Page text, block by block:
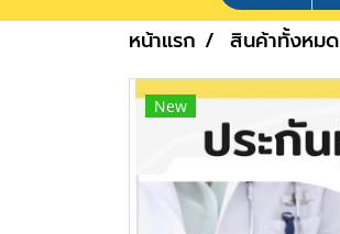
หน้าแรก สินค้าทั้งหมด
New